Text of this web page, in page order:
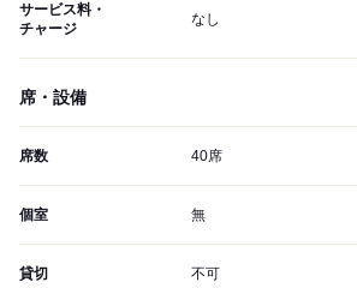
サービス料・
チャージ
なし
席・設備
席数 40席
個室 無
貸切 不可